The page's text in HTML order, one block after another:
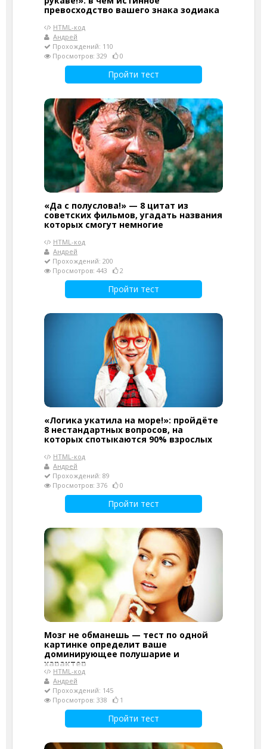
превосходство вашего знака зодиака
HTML-код
Андрей
Прохождений: 110
Просмотров: 329
0
Пройти тест
«Да с полуслова!» — 8 цитат из
советских фильмов, угадать названия
которых смогут немногие
HTML-код
Андрей
Прохождений: 200
Просмотров: 443
2
Пройти тест
«Логика укатила на море!»: пройдёте
8 нестандартных вопросов, на
которых спотыкаются 90% взрослых
HTML-код
Андрей
Прохождений: 89
Просмотров: 376
0
Пройти тест
Мозг не обманешь — тест по одной
картинке определит ваше
доминирующее полушарие и
характер
HTML-код
Андрей
Прохождений: 145
Просмотров: 338
1
Пройти тест